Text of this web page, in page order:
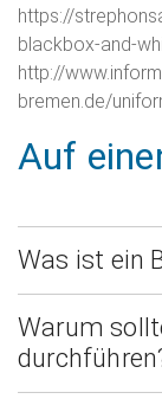
https://
blackbox-and-
http://
bremen.de/
Auf
Was ist ein
Testmethode.
Testfälle nur aus
abgeleitet, ohne
Warum